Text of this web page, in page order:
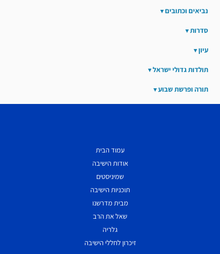
נביאים וכתובים
סדרות
עיון
תולדות גדולי ישראל
תורה ופרשת שבוע
עמוד הבית
אודות הישיבה
שמיניסטים
תוכניות הישיבה
מבית מדרשנו
שאל את הרב
גלריה
זיכרון לחללי הישיבה